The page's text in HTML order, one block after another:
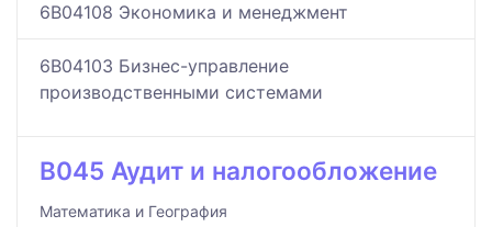
6B04108 Экономика и менеджмент
6B04103 Бизнес-управление
производственными системами
B045 Аудит и налогообложение
Математика и География